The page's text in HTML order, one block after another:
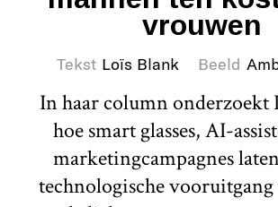
vrouwen
Tekst Loïs Blank Beeld
In haar column onderzoekt
hoe smart glasses, AI-
marketingcampagnes
technologische